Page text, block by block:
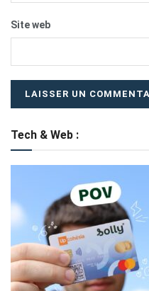
Site web
Tech & Web :